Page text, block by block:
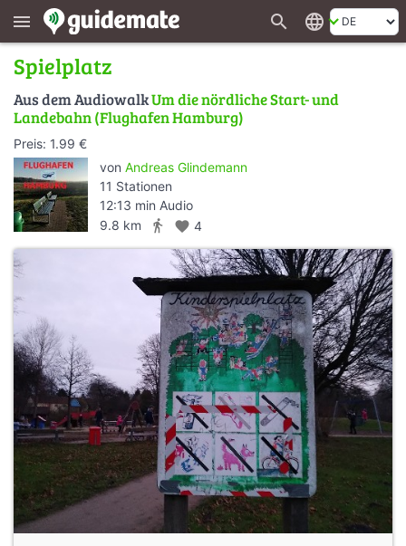
menu search language
Spielplatz
Aus dem AudiowalkUm die nördliche Start- und
Landebahn (Flughafen Hamburg)
Preis: 1.99 €
von Andreas Glindemann
11 Stationen
12:13 min Audio
9.8 km
directions_walk favorite 4